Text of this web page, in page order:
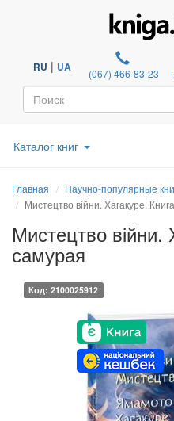
RU | UA (067) 466-83-23
Каталог книг
Главная
Научно-популярные
Мистецтво війни. Хагакуре.
Мистецтво війни.
самурая
Код: 2100025912